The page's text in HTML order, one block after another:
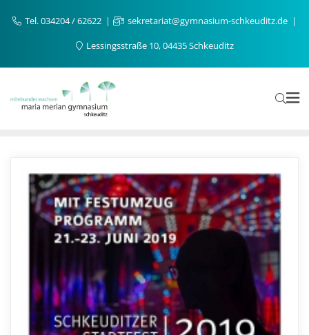
Tel. 034204 / 62622
sekretariat@gymnasium-schkeuditz.de
Lessingsstraße 10, 04435 Schkeuditz